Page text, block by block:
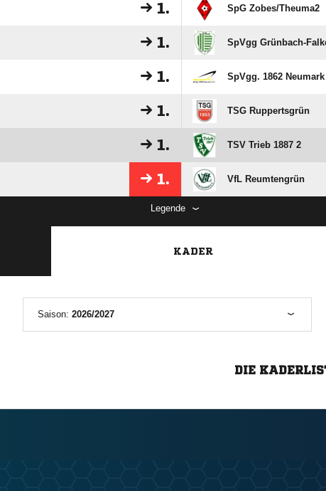
1. SpG Zobes/​Theuma2
1. SpVgg Grünbach-
1. SpVgg. 1862 Neumark
1. TSG Ruppertsgrün
1. TSV Trieb 1887 2
1. VfL Reumtengrün
Legende
KADER
Saison: 2026/2027
DIE